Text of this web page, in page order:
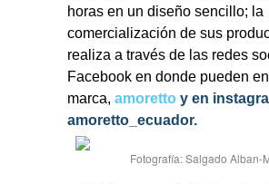
horas en un diseño sencillo; la
comercialización de sus
realiza a través de las redes
Facebook en donde pueden
marca, amoretto y en
amoretto_ecuador.
Fotografía: Salgado Alban-